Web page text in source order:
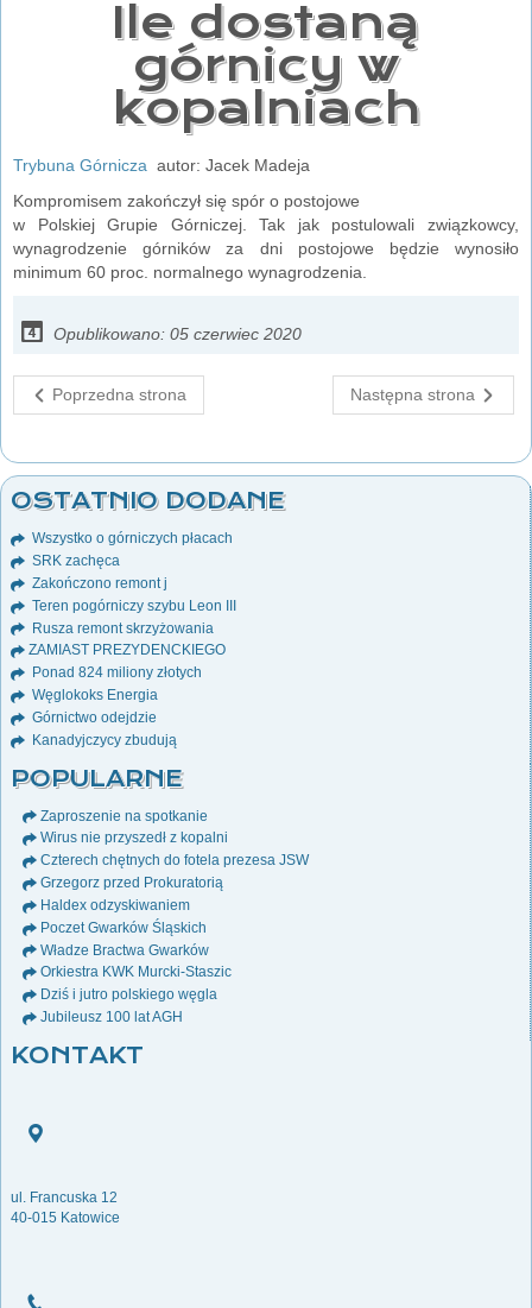
Ile dostaną
górnicy w
kopalniach
Trybuna Górnicza autor: Jacek Madeja
Kompromisem zakończył się spór o postojowe
w Polskiej Grupie Górniczej. Tak jak postulowali związkowcy,
wynagrodzenie górników za dni postojowe będzie wynosiło
minimum 60 proc. normalnego wynagrodzenia.
Opublikowano: 05 czerwiec 2020
Poprzedna strona Następna strona
OSTATNIO DODANE
Wszystko o górniczych płacach
SRK zachęca
Zakończono remont j
Teren pogórniczy szybu Leon III
Rusza remont skrzyżowania
ZAMIAST PREZYDENCKIEGO
Ponad 824 miliony złotych
Węglokoks Energia
Górnictwo odejdzie
Kanadyjczycy zbudują
POPULARNE
Zaproszenie na spotkanie
Wirus nie przyszedł z kopalni
Czterech chętnych do fotela prezesa JSW
Grzegorz przed Prokuratorią
Haldex odzyskiwaniem
Poczet Gwarków Śląskich
Władze Bractwa Gwarków
Orkiestra KWK Murcki-Staszic
Dziś i jutro polskiego węgla
Jubileusz 100 lat AGH
KONTAKT
ul. Francuska 12
40-015 Katowice